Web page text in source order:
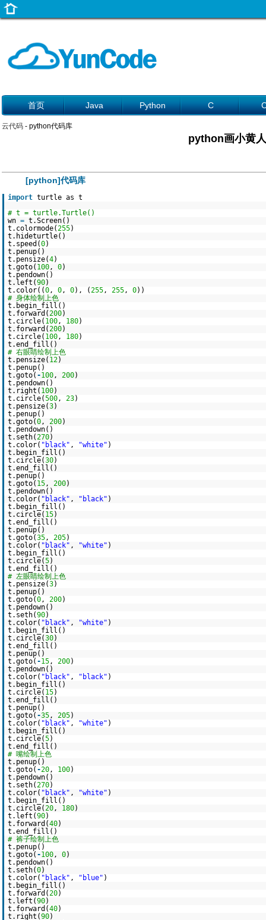
首页 Java Python C
云代码 - python代码库
python画小黄人
[python]代码库
import turtle as t
# t = turtle.Turtle()
wn = t.Screen()
t.colormode(255)
t.hideturtle()
t.speed(0)
t.penup()
t.pensize(4)
t.goto( 100, 0)
t.pendown()
t.left(90)
t.color((0, 0, 0), (255, 255, 0))
# 身体绘制上色
t.begin_fill()
t.forward(200)
t.circle( 100, 180)
t.forward(200)
t.circle( 100, 180)
t.end_fill()
# 右眼睛绘制上色
t.pensize( 12)
t.penup()
t.goto( -100, 200)
t.pendown()
t.right( 100)
t.circle(500, 23)
t.pensize(3)
t.penup()
t.goto(0, 200)
t.pendown()
t.seth(270)
t.color( "black" , "white" )
t.begin_fill()
t.circle(30)
t.end_fill()
t.penup()
t.goto( 15, 200)
t.pendown()
t.color( "black" , "black" )
t.begin_fill()
t.circle( 15)
t.end_fill()
t.penup()
t.goto(35, 205)
t.color( "black" , "white" )
t.begin_fill()
t.circle(5)
t.end_fill()
# 左眼睛绘制上色
t.pensize(3)
t.penup()
t.goto(0, 200)
t.pendown()
t.seth(90)
t.color( "black" , "white" )
t.begin_fill()
t.circle(30)
t.end_fill()
t.penup()
t.goto( -15, 200)
t.pendown()
t.color( "black" , "black" )
t.begin_fill()
t.circle( 15)
t.end_fill()
t.penup()
t.goto( -35, 205)
t.color( "black" , "white" )
t.begin_fill()
t.circle(5)
t.end_fill()
# 嘴绘制上色
t.penup()
t.goto( -20, 100)
t.pendown()
t.seth(270)
t.color( "black" , "white" )
t.begin_fill()
t.circle(20, 180)
t.left(90)
t.forward(40)
t.end_fill()
# 裤子绘制上色
t.penup()
t.goto( -100, 0)
t.pendown()
t.seth(0)
t.color( "black" , "blue" )
t.begin_fill()
t.forward(20)
t.left(90)
t.forward(40)
t.right(90)